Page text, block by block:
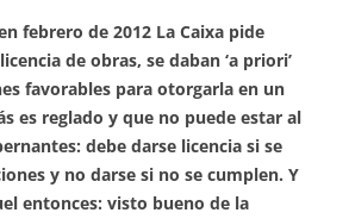
febrero de 2012 La Caixa pide
de obras, se daban ‘a priori’
favorables para otorgarla en un
es reglado y que no puede estar al
debe darse licencia si se
y no darse si no se cumplen. Y
entonces: visto bueno de la